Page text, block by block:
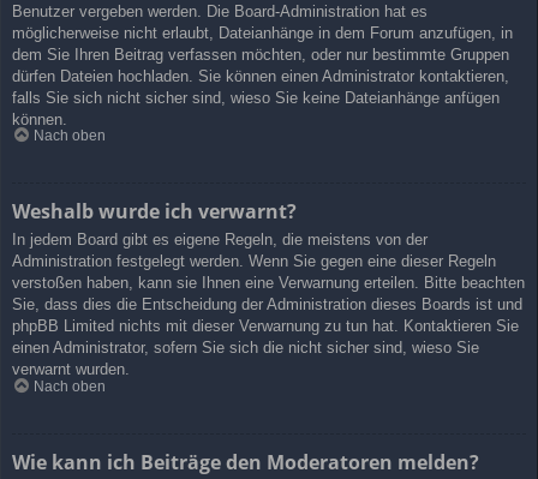
Benutzer vergeben werden. Die Board-Administration hat es
möglicherweise nicht erlaubt, Dateianhänge in dem Forum anzufügen, in
dem Sie Ihren Beitrag verfassen möchten, oder nur bestimmte Gruppen
dürfen Dateien hochladen. Sie können einen Administrator kontaktieren,
falls Sie sich nicht sicher sind, wieso Sie keine Dateianhänge anfügen
können.
Nach oben
Weshalb wurde ich verwarnt?
In jedem Board gibt es eigene Regeln, die meistens von der
Administration festgelegt werden. Wenn Sie gegen eine dieser Regeln
verstoßen haben, kann sie Ihnen eine Verwarnung erteilen. Bitte beachten
Sie, dass dies die Entscheidung der Administration dieses Boards ist und
phpBB Limited nichts mit dieser Verwarnung zu tun hat. Kontaktieren Sie
einen Administrator, sofern Sie sich die nicht sicher sind, wieso Sie
verwarnt wurden.
Nach oben
Wie kann ich Beiträge den Moderatoren melden?